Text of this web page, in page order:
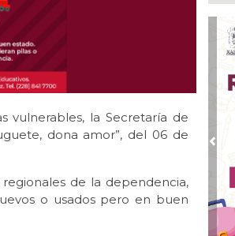
vulnerables, la Secretaría de
dona amor”, del 06 de
de la dependencia,
o usados pero en buen
la
y